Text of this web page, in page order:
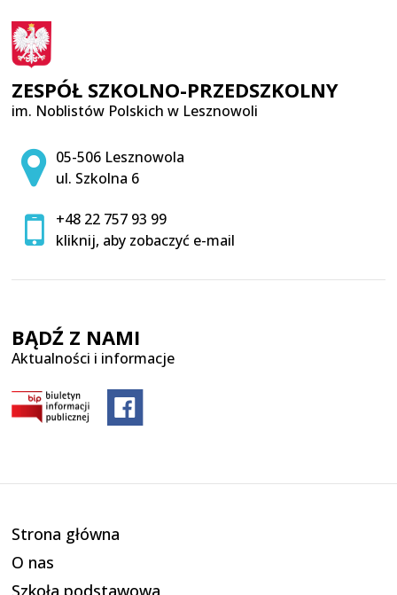
ZESPÓŁ SZKOLNO-PRZEDSZKOLNY
im. Noblistów Polskich w Lesznowoli
Adres pocztowy:
05-506 Lesznowola
ul. Szkolna 6
+48 22 757 93 99
kliknij, aby zobaczyć e-mail
BĄDŹ Z NAMI
Aktualności i informacje
Strona główna
O nas
Szkoła podstawowa